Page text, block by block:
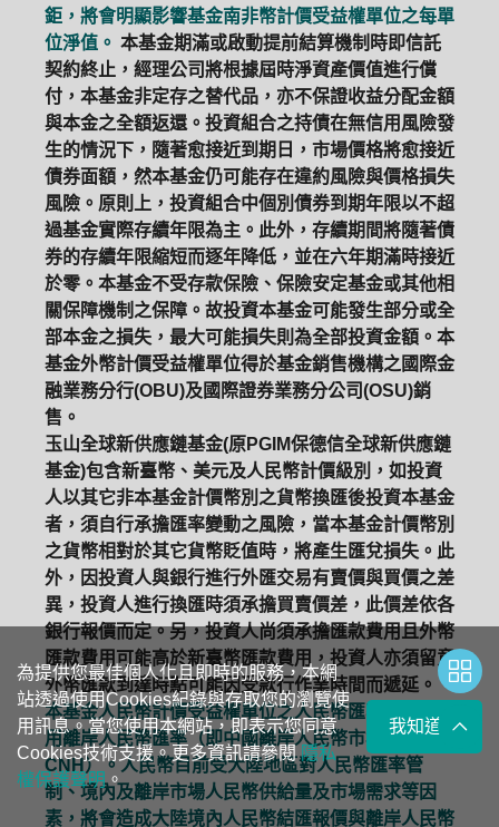
鉅，將會明顯影響基金南非幣計價受益權單位之每單
位淨值。 本基金期滿或啟動提前結算機制時即信託
契約終止，經理公司將根據屆時淨資產價值進行償
付，本基金非定存之替代品，亦不保證收益分配金額
與本金之全額返還。投資組合之持債在無信用風險發
生的情況下，隨著愈接近到期日，市場價格將愈接近
債券面額，然本基金仍可能存在違約風險與價格損失
風險。原則上，投資組合中個別債券到期年限以不超
過基金實際存續年限為主。此外，存續期間將隨著債
券的存續年限縮短而逐年降低，並在六年期滿時接近
於零。本基金不受存款保險、保險安定基金或其他相
關保障機制之保障。故投資本基金可能發生部分或全
部本金之損失，最大可能損失則為全部投資金額。本
基金外幣計價受益權單位得於基金銷售機構之國際金
融業務分行(OBU)及國際證券業務分公司(OSU)銷
售。
玉山全球新供應鏈基金(原PGIM保德信全球新供應鏈
基金)包含新臺幣、美元及人民幣計價級別，如投資
人以其它非本基金計價幣別之貨幣換匯後投資本基金
者，須自行承擔匯率變動之風險，當本基金計價幣別
之貨幣相對於其它貨幣貶值時，將產生匯兌損失。此
外，因投資人與銀行進行外匯交易有賣價與買價之差
異，投資人進行換匯時須承擔買賣價差，此價差依各
銀行報價而定。另，投資人尚須承擔匯款費用且外幣
匯款費用可能高於新臺幣匯款費用，投資人亦須留意
外幣匯款到達時點可能因受款行作業時間而遞延。
本基金人民幣計價受益權單位之人民幣匯率主要係採
用離岸人民幣匯率（即中國離岸人民幣市場的匯率，
CNH）。人民幣目前受大陸地區對人民幣匯率管
制、境內及離岸市場人民幣供給量及市場需求等因
素，將會造成大陸境內人民幣結匯報價與離岸人民幣
為提供您最佳個人化且即時的服務，本網
站透過使用Cookies紀錄與存取您的瀏覽使
用訊息。當您使用本網站，即表示您同意
Cookies技術支援。更多資訊請參閱隱私
權保護聲明。
我知道了